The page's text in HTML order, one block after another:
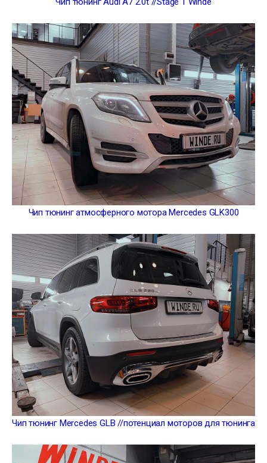
Чип тюнинг атмосферного мотора Mercedes GLK300
Чип тюнинг Mercedes GLB //потенциал моторов для тюнинга